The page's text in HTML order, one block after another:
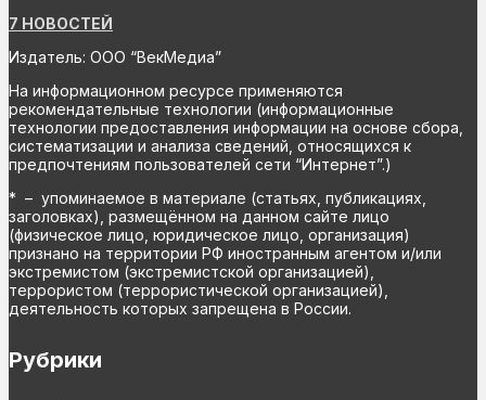
7 НОВОСТЕЙ
Издатель: ООО “ВекМедиа”
На информационном ресурсе применяются
рекомендательные технологии (информационные
технологии предоставления информации на основе сбора,
систематизации и анализа сведений, относящихся к
предпочтениям пользователей сети “Интернет”.)
* – упоминаемое в материале (статьях, публикациях,
заголовках), размещённом на данном сайте лицо
(физическое лицо, юридическое лицо, организация)
признано на территории РФ иностранным агентом и/или
экстремистом (экстремистской организацией),
террористом (террористической организацией),
деятельность которых запрещена в России.
Рубрики